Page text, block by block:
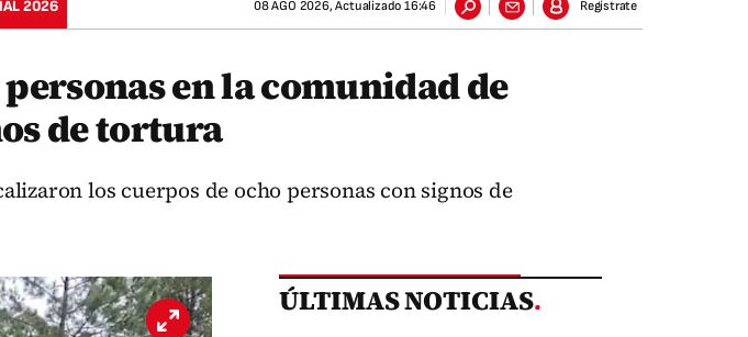
2026 08 AGO 2026,Actualizado 16:46 Regístrate
en la comunidad de
de tortura
los cuerpos de ocho personas con signos de
ÚLTIMAS NOTICIAS.